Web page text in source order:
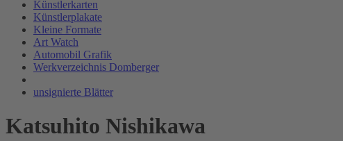
Künstlerkarten
Künstlerplakate
Kleine Formate
Art Watch
Automobil Grafik
Werkverzeichnis Domberger
unsignierte Blätter
Katsuhito Nishikawa